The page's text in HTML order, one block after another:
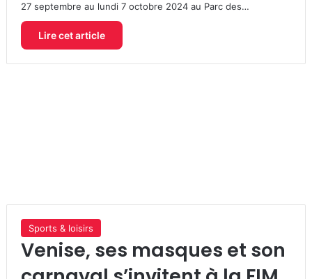
27 septembre au lundi 7 octobre 2024 au Parc des…
Lire cet article
Sports & loisirs
Venise, ses masques et son